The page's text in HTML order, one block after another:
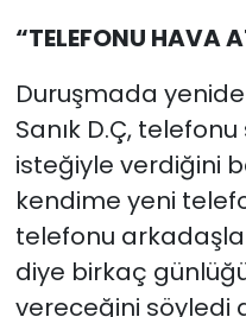
“TELEFONU HAVA
Duruşmada
Sanık D.Ç,
isteğiyle verdiğini
kendime yeni
telefonu
diye birkaç
vereceğini söyledi